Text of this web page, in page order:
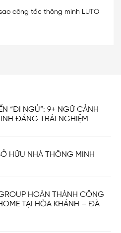
công tắc thông minh LUTO
“ĐI NGỦ”: 9+ NGỮ CẢNH
ĐÁNG TRẢI NGHIỆM
HỮU NHÀ THÔNG MINH
HOÀN THÀNH CÔNG
TẠI HÒA KHÁNH – ĐÀ